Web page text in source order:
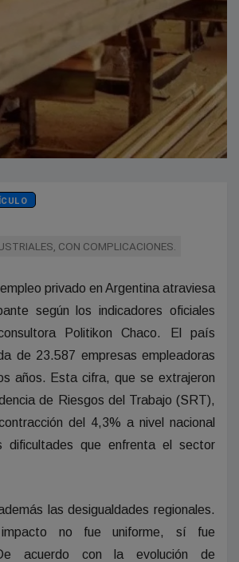
CON COMPLICACIONES.
privado en Argentina atraviesa
según los indicadores oficiales
Politikon Chaco. El país
de 23.587 empresas empleadoras
años. Esta cifra, que se extrajeron
de Riesgos del Trabajo (SRT),
del 4,3% a nivel nacional
dificultades que enfrenta el sector
las desigualdades regionales.
no fue uniforme, sí fue
acuerdo con la evolución de